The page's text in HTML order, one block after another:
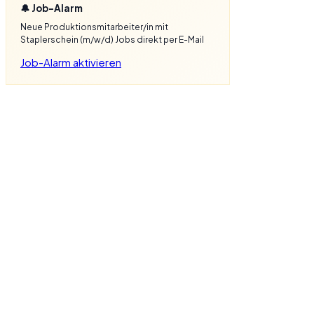
🔔 Job-Alarm
Neue Produktionsmitarbeiter/in mit
Staplerschein (m/w/d) Jobs direkt per E-Mail
Job-Alarm aktivieren